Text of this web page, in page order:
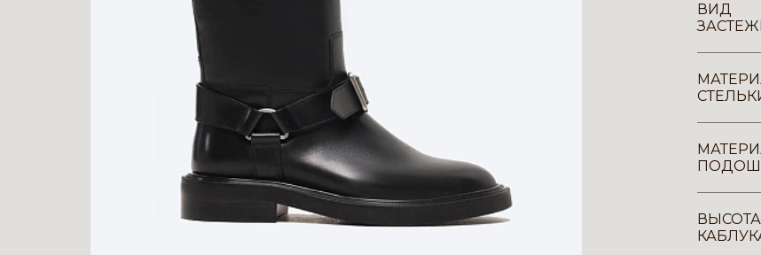
ВИД
ВЫСОТА